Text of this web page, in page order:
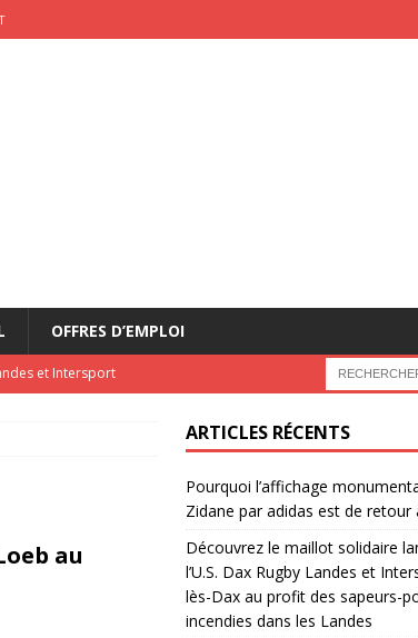
OFFRES D’EMPLOI
et Intersport
de retour à
au
ARTICLES RÉCENTS
Pourquoi l’affichage
Zidane par adidas est de retour
Découvrez le maillot solidaire
l’U.S. Dax Rugby Landes et
lès-Dax au profit des sapeurs-
incendies dans les Landes